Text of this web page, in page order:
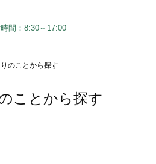
のことから探す
ことから探す